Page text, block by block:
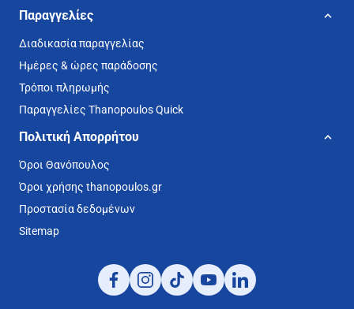
Παραγγελίες
Διαδικασία παραγγελίας
Ημέρες & ώρες παράδοσης
Τρόποι πληρωμής
Παραγγελίες Thanopoulos Quick
Πολιτική Απορρήτου
Όροι Θανόπουλος
Όροι χρήσης thanopoulos.gr
Προστασία δεδομένων
Sitemap